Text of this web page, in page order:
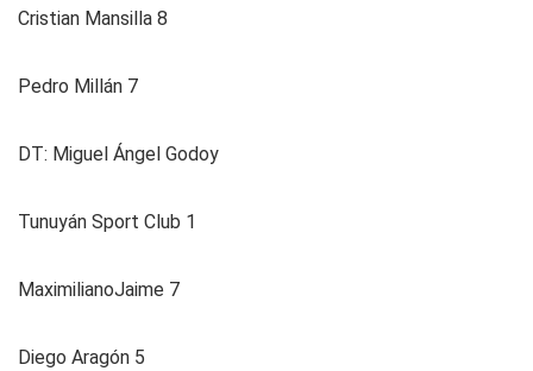
Cristian Mansilla 8
Pedro Millán 7
DT: Miguel Ángel Godoy
Tunuyán Sport Club 1
MaximilianoJaime 7
Diego Aragón 5